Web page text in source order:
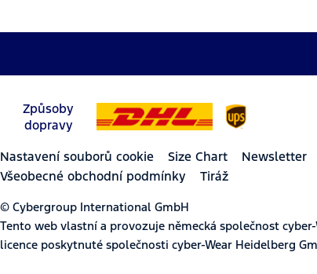
Způsoby
dopravy
Nastavení souborů cookie Size Chart Newsletter
Všeobecné obchodní podmínky
Tiráž
© Cybergroup International GmbH
Tento web vlastní a provozuje německá společnost
licence poskytnuté společnosti cyber-Wear Heidelberg